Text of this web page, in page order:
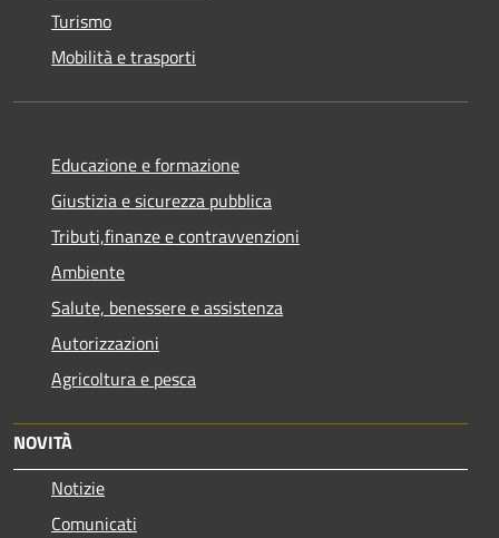
Turismo
Mobilità e trasporti
Educazione e formazione
Giustizia e sicurezza pubblica
Tributi,finanze e contravvenzioni
Ambiente
Salute, benessere e assistenza
Autorizzazioni
Agricoltura e pesca
NOVITÀ
Notizie
Comunicati